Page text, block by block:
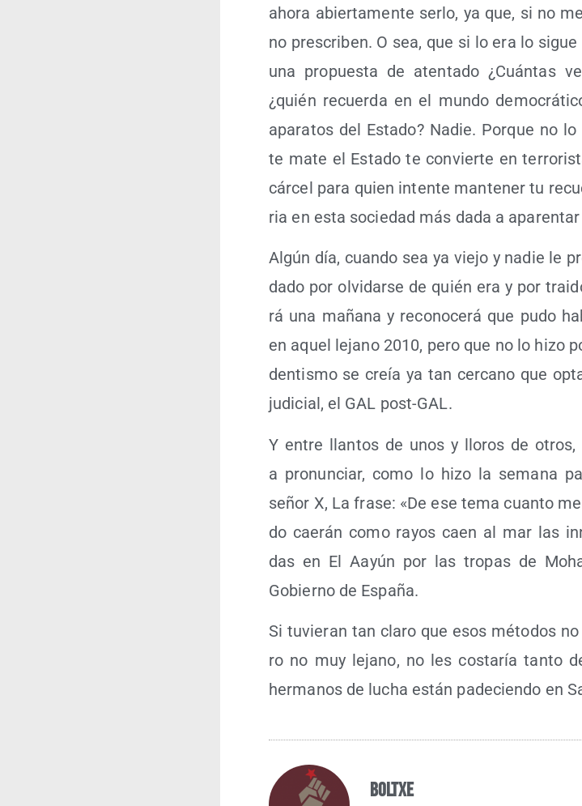
aho­ra abier­ta­men­te ser­lo, ya que, si no
no pres­cri­ben. O sea, que si lo era lo
una pro­pues­ta de aten­ta­do ¿Cuán­tas
¿quién recuer­da en el mun­do
apa­ra­tos del Esta­do? Nadie. Por­que no
te mate el Esta­do te con­vier­te en
cár­cel para quien inten­te man­te­ner tu
ria en esta socie­dad más dada a
Algún día, cuan­do sea ya vie­jo y nadie le
da­do por olvi­dar­se de quién era y por
rá una maña­na y reco­no­ce­rá que pudo
en aquel lejano 2010, pero que no lo hizo
den­tis­mo se creía ya tan cer­cano que
judi­cial, el GAL post-GAL.
Y entre llan­tos de unos y llo­ros de otros,
a pro­nun­ciar, como lo hizo la sema­na
señor X, La fra­se: «De ese tema cuan­to
do cae­rán como rayos caen al mar las
das en El Aayún por las tro­pas de
Gobierno de España.
Si tuvie­ran tan cla­ro que esos méto­dos
ro no muy lejano, no les cos­ta­ría tan­to
her­ma­nos de lucha están pade­cien­do en
Boltxe